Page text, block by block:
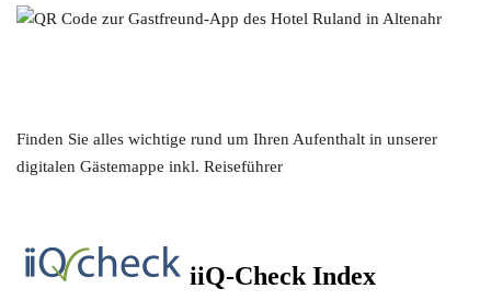
Finden Sie alles wichtige rund um Ihren Aufenthalt in unserer
digitalen Gästemappe inkl. Reiseführer